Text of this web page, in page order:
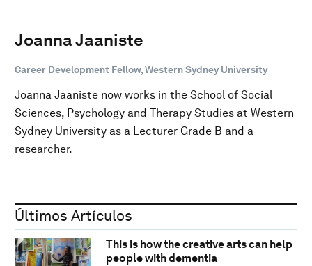
Joanna Jaaniste
Career Development Fellow, Western Sydney University
Joanna Jaaniste now works in the School of Social
Sciences, Psychology and Therapy Studies at Western
Sydney University as a Lecturer Grade B and a
researcher.
Últimos Artículos
This is how the creative arts can help
people with dementia